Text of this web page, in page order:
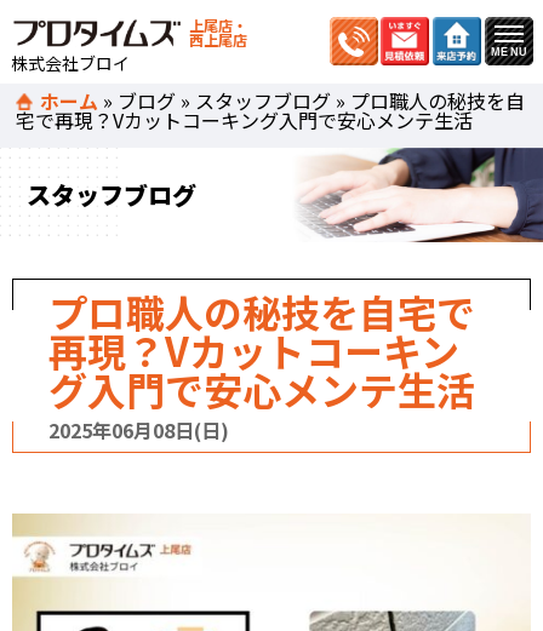
上尾店・
西上尾店
株式会社ブロイ
ホーム » ブログ » スタッフブログ » プロ職人の秘技を自
宅で再現？Vカットコーキング入門で安心メンテ生活
スタッフブログ
プロ職人の秘技を自宅で
再現？Vカットコーキン
グ入門で安心メンテ生活
2025年06月08日(日)